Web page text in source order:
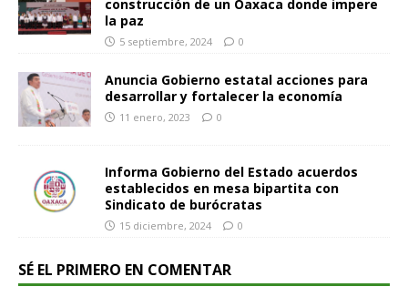
construcción de un Oaxaca donde impere
la paz
5 septiembre, 2024 0
Anuncia Gobierno estatal acciones para
desarrollar y fortalecer la economía
11 enero, 2023 0
Informa Gobierno del Estado acuerdos
establecidos en mesa bipartita con
Sindicato de burócratas
15 diciembre, 2024 0
SÉ EL PRIMERO EN COMENTAR